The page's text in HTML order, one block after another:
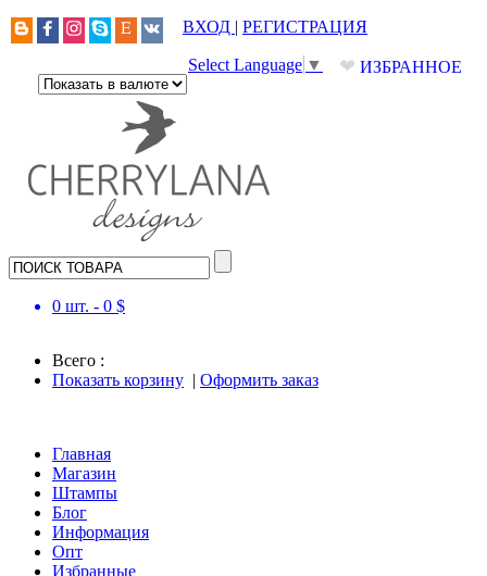
ВХОД | РЕГИСТРАЦИЯ
❤ ИЗБРАННОЕ
Select Language ▼
0 шт. - 0 $
Всего :
Показать корзину | Оформить заказ
Главная
Магазин
Штампы
Блог
Информация
Опт
Избранные